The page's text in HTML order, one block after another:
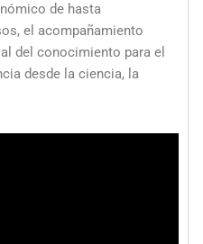
de hasta
el acompañamiento
del conocimiento para el
desde la ciencia, la